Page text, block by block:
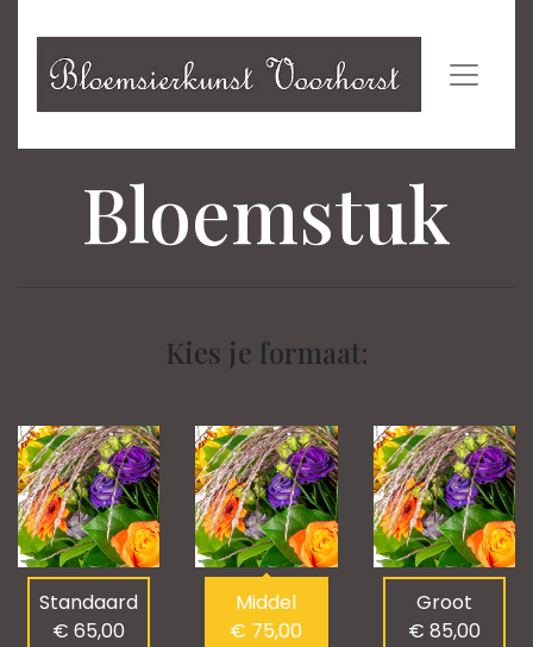
Bloemstuk
Kies je formaat:
Standaard
€ 65,00
Middel
€ 75,00
Groot
€ 85,00